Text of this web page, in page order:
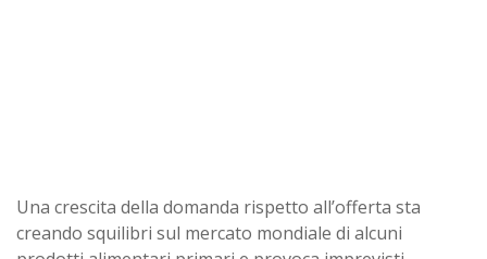
Una crescita della domanda rispetto all’offerta sta
creando squilibri sul mercato mondiale di alcuni